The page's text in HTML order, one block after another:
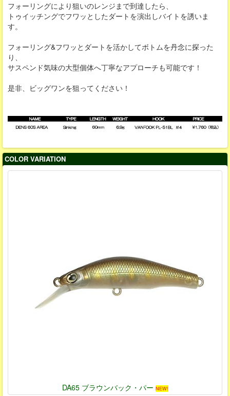
フォーリングにより狙いのレンジまで到達したら、
トゥイッチングでフワッとしたダートを演出しバイトを誘いま
す。
フォーリング&フワッとダートを活かしてボトムを丹念に探った
り、
サスペンド気味の大型個体へ丁寧なアプローチも可能です！
是非、ビッグワンを狙ってください！
COLOR VARIATION
DA65 ブラウンバック・パー NEW!